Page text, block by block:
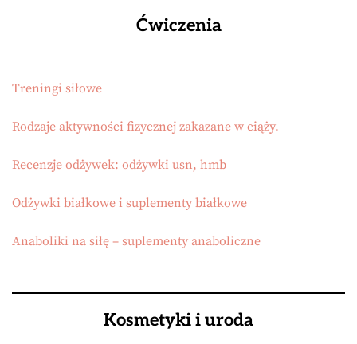
Ćwiczenia
Treningi siłowe
Rodzaje aktywności fizycznej zakazane w ciąży.
Recenzje odżywek: odżywki usn, hmb
Odżywki białkowe i suplementy białkowe
Anaboliki na siłę – suplementy anaboliczne
Kosmetyki i uroda